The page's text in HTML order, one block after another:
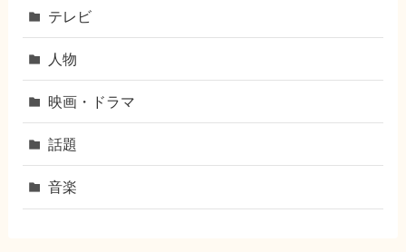
テレビ
人物
映画・ドラマ
話題
音楽